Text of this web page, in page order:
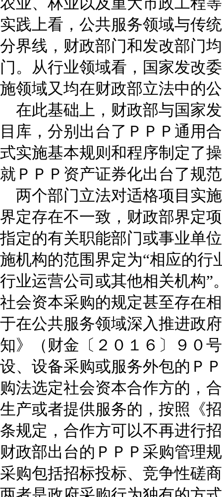
实践上看，公共服务领域与传
分界线，财政部门和发改部门
门。从行业领域看，国家发改
施领域又均在财政部立法中的
在此基础上，财政部与国家
目库，分别出台了ＰＰＰ通用
式实施基本规则和程序制定了
就ＰＰＰ资产证券化出台了规
两个部门立法对适格项目实
界定存在不一致，财政部界定
指定的有关职能部门或事业单
施机构的范围界定为“相应的行
行业运营公司或其他相关机构”
社会资本采购的规定甚至存在
于在公共服务领域深入推进政
知》（财金〔２０１６〕９０
设、设备采购或服务外包的Ｐ
购法选定社会资本合作方的，
生产或者提供服务的，按照《
条规定，合作方可以不再进行
财政部出台的ＰＰＰ采购管理
采购包括招标投标、竞争性磋